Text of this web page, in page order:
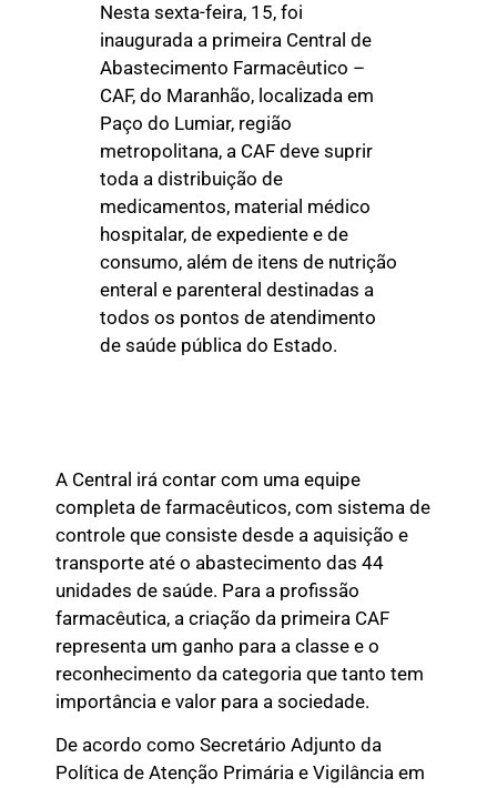
Nesta sexta-feira, 15, foi
inaugurada a primeira Central de
Abastecimento Farmacêutico –
CAF, do Maranhão, localizada em
Paço do Lumiar, região
metropolitana, a CAF deve suprir
toda a distribuição de
medicamentos, material médico
hospitalar, de expediente e de
consumo, além de itens de nutrição
enteral e parenteral destinadas a
todos os pontos de atendimento
de saúde pública do Estado.
A Central irá contar com uma equipe
completa de farmacêuticos, com sistema de
controle que consiste desde a aquisição e
transporte até o abastecimento das 44
unidades de saúde. Para a profissão
farmacêutica, a criação da primeira CAF
representa um ganho para a classe e o
reconhecimento da categoria que tanto tem
importância e valor para a sociedade.
De acordo como Secretário Adjunto da
Política de Atenção Primária e Vigilância em